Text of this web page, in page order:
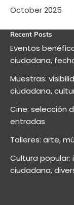
October 2025
Recent Posts
Eventos
ciudadana,
Muestras:
ciudadana,
Cine: selección
entradas
Talleres: arte,
Cultura
ciudadana,